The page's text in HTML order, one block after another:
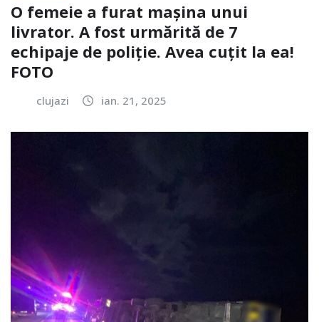
O femeie a furat mașina unui
livrator. A fost urmărită de 7
echipaje de poliție. Avea cuțit la ea!
FOTO
clujazi ian. 21, 2025